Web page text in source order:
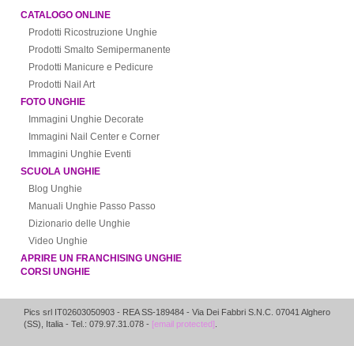
CATALOGO ONLINE
Prodotti Ricostruzione Unghie
Prodotti Smalto Semipermanente
Prodotti Manicure e Pedicure
Prodotti Nail Art
FOTO UNGHIE
Immagini Unghie Decorate
Immagini Nail Center e Corner
Immagini Unghie Eventi
SCUOLA UNGHIE
Blog Unghie
Manuali Unghie Passo Passo
Dizionario delle Unghie
Video Unghie
APRIRE UN FRANCHISING UNGHIE
CORSI UNGHIE
Pics srl IT02603050903 - REA SS-189484 - Via Dei Fabbri S.N.C. 07041 Alghero
(SS), Italia - Tel.: 079.97.31.078 - [email protected]